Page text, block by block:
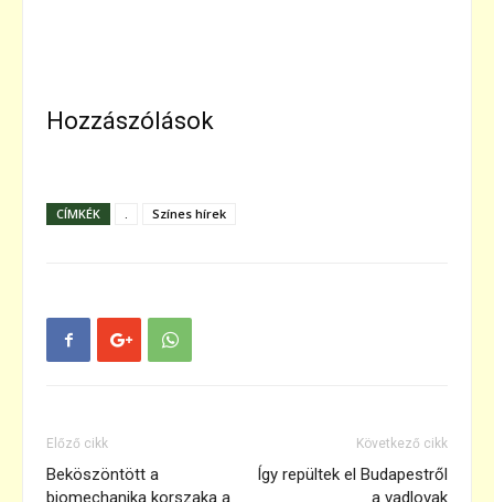
Hozzászólások
CÍMKÉK . Színes hírek
Előző cikk
Beköszöntött a
biomechanika korszaka a
Következő cikk
Így repültek el Budapestről
a vadlovak